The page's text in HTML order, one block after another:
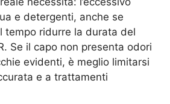
e detergenti, anche se
tempo ridurre la durata del
Se il capo non presenta odori
evidenti, è meglio limitarsi
e a trattamenti